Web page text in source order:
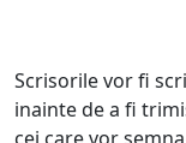
Scrisorile vor fi
inainte de a fi